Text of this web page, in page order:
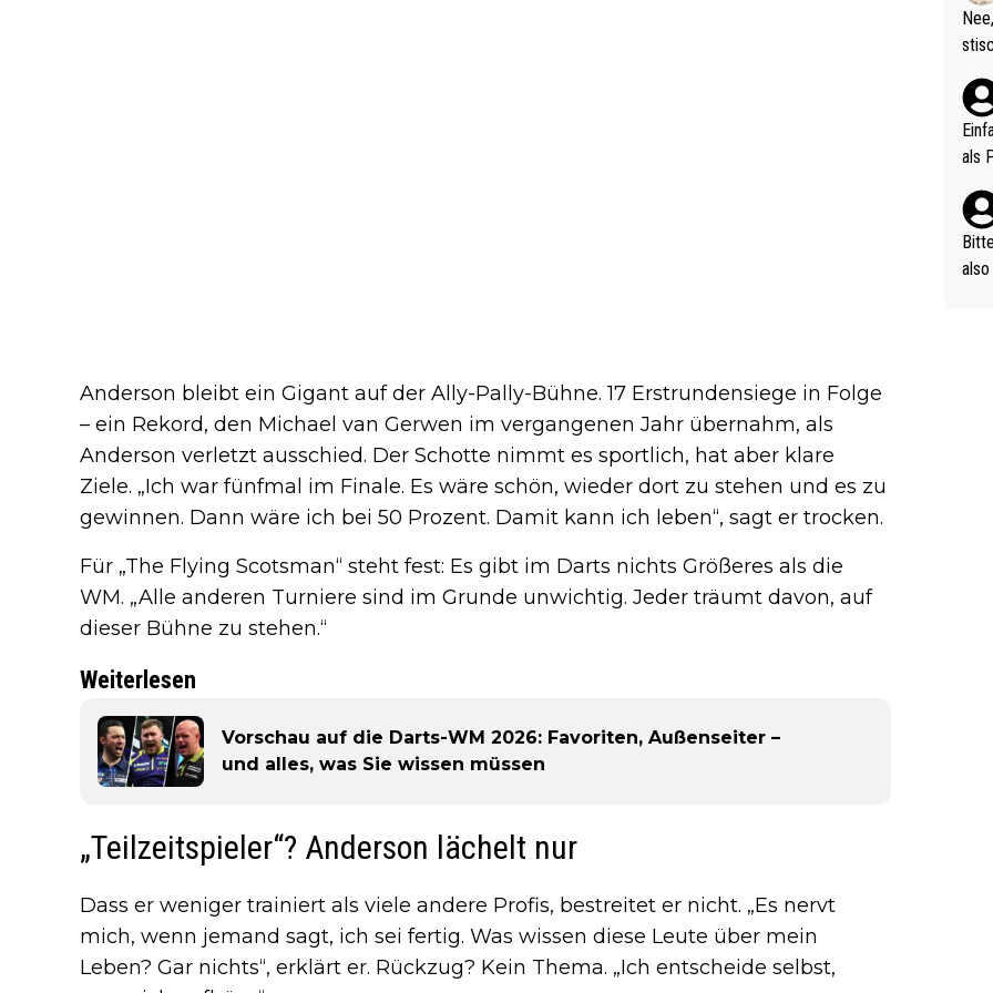
Anderson bleibt ein Gigant auf der Ally-Pally-Bühne. 17 Erstrundensiege in Folge
– ein Rekord, den Michael van Gerwen im vergangenen Jahr übernahm, als
Anderson verletzt ausschied. Der Schotte nimmt es sportlich, hat aber klare
Ziele. „Ich war fünfmal im Finale. Es wäre schön, wieder dort zu stehen und es zu
gewinnen. Dann wäre ich bei 50 Prozent. Damit kann ich leben“, sagt er trocken.
Für „The Flying Scotsman“ steht fest: Es gibt im Darts nichts Größeres als die
WM. „Alle anderen Turniere sind im Grunde unwichtig. Jeder träumt davon, auf
dieser Bühne zu stehen.“
Weiterlesen
Vorschau auf die Darts-WM 2026: Favoriten, Außenseiter –
und alles, was Sie wissen müssen
„Teilzeitspieler“? Anderson lächelt nur
Dass er weniger trainiert als viele andere Profis, bestreitet er nicht. „Es nervt
mich, wenn jemand sagt, ich sei fertig. Was wissen diese Leute über mein
Leben? Gar nichts“, erklärt er. Rückzug? Kein Thema. „Ich entscheide selbst,
(in
als
nes
ttler
vV
als